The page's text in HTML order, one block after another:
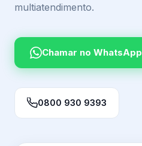
multiatendimento.
Chamar no WhatsApp
0800 930 9393